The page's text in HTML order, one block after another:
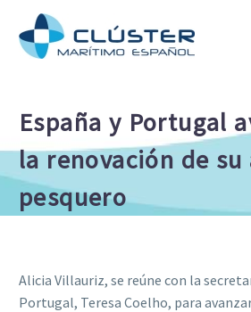
España y Portugal
la renovación de su
pesquero
Alicia Villauriz, se reúne con la
Portugal, Teresa Coelho, para